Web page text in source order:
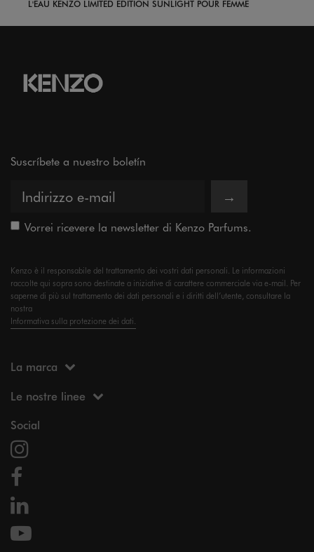
L'EAU KENZO LIMITED EDITION SUNLIGHT POUR FEMME
Suscríbete a nuestro boletín
→
Vorrei ricevere la newsletter di Kenzo Parfums.
Kenzo è il responsabile del trattamento dei vostri dati personali. Le informazioni
raccolte qui sopra sono destinate a iniziative di carattere commerciale via e-mail. Per
saperne di più sul trattamento dei dati personali e i diritti dell’utente, consultare la
nostra
Informativa sulla protezione dei dati.
La marca
Le nostre linee
Social